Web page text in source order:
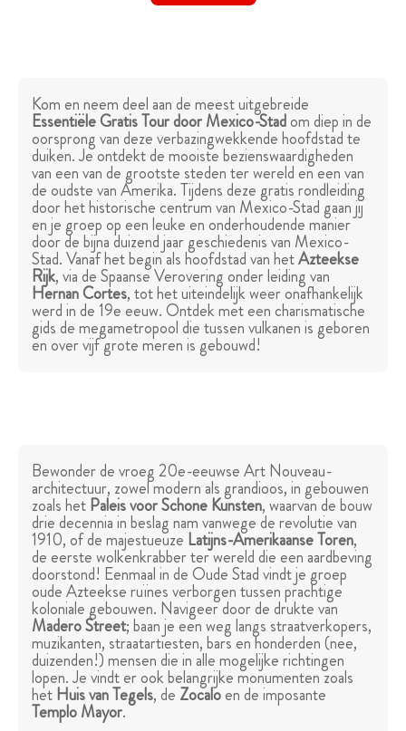
Kom en neem deel aan de meest uitgebreide
Essentiële Gratis Tour door Mexico-Stadom diep in de
oorsprong van deze verbazingwekkende hoofdstad te
duiken. Je ontdekt de mooiste bezienswaardigheden
van een van de grootste steden ter wereld en een van
de oudste van Amerika. Tijdens deze gratis rondleiding
door het historische centrum van Mexico-Stad gaan jij
en je groep op een leuke en onderhoudende manier
door de bijna duizend jaar geschiedenis van Mexico-
Stad. Vanaf het begin als hoofdstad van hetAzteekse
Rijk, via de Spaanse Verovering onder leiding van
Hernan Cortes, tot het uiteindelijk weer onafhankelijk
werd in de 19e eeuw. Ontdek met een charismatische
gids de megametropool die tussen vulkanen is geboren
en over vijf grote meren is gebouwd!
Bewonder de vroeg 20e-eeuwse Art Nouveau-
architectuur, zowel modern als grandioos, in gebouwen
zoals hetPaleis voor Schone Kunsten, waarvan de bouw
drie decennia in beslag nam vanwege de revolutie van
1910, of de majestueuze Latijns-Amerikaanse Toren,
de eerste wolkenkrabber ter wereld die een aardbeving
doorstond! Eenmaal in de Oude Stad vindt je groep
oude Azteekse ruïnes verborgen tussen prachtige
koloniale gebouwen. Navigeer door de drukte van
Madero Street; baan je een weg langs straatverkopers,
muzikanten, straatartiesten, bars en honderden (nee,
duizenden!) mensen die in alle mogelijke richtingen
lopen. Je vindt er ook belangrijke monumenten zoals
hetHuis van Tegels, de Zocaloen de imposante
Templo Mayor.